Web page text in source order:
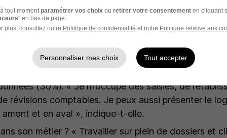
remplit des missions de chargée de dossiers
(30%).« Je m’occupe des saisies, de
révisions comptables. Je peux aussi présenter le
amont et en aval », indique-t-elle.
son métier ? « Travailler sur plein de dossiers et
tout moment paramétrer vos choix ou retirer votre consentementen cliquant
" en bas de page.
plus, consultez notre Politique de confidentialité et notre Politique relative aux
Personnaliser mes choix Tout accepter